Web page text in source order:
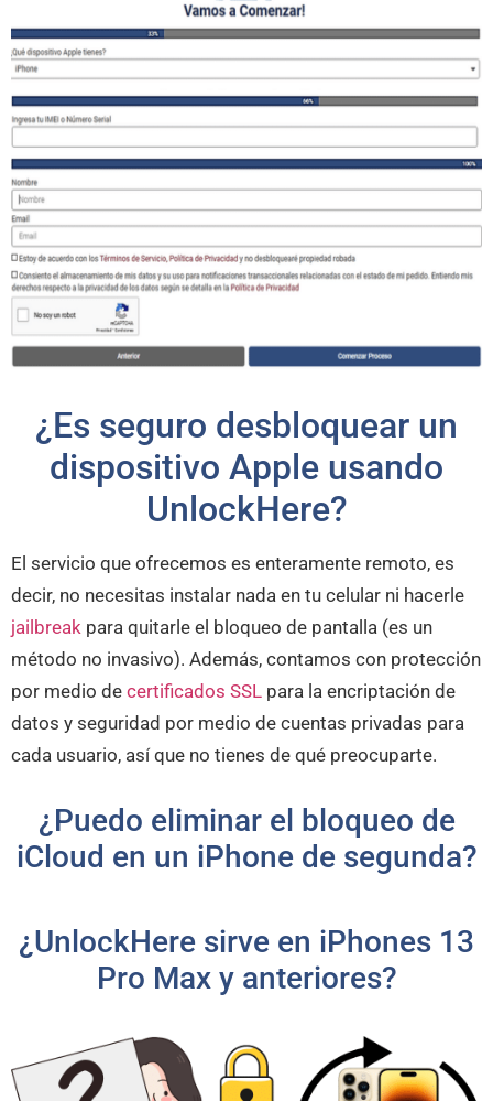
¿Es seguro desbloquear un
dispositivo Apple usando
UnlockHere?
El servicio que ofrecemos es enteramente remoto, es
decir, no necesitas instalar nada en tu celular ni hacerle
jailbreak para quitarle el bloqueo de pantalla (es un
método no invasivo). Además, contamos con protección
por medio de certificados SSL para la encriptación de
datos y seguridad por medio de cuentas privadas para
cada usuario, así que no tienes de qué preocuparte.
¿Puedo eliminar el bloqueo de
iCloud en un iPhone de segunda?
¿UnlockHere sirve en iPhones 13
Pro Max y anteriores?